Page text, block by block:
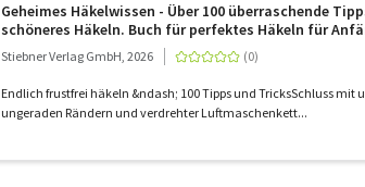
Geheimes Häkelwissen - Über 100 überraschende
schöneres Häkeln. Buch für perfektes Häkeln für
Fortgeschrittene. Fehlerfrei Socken, Tücher,
lernen
Stiebner Verlag GmbH, 2026
Endlich frustfrei häkeln &ndash; 100 Tipps und TricksSchluss mit
ungeraden Rändern und verdrehter Luftmaschenkett...